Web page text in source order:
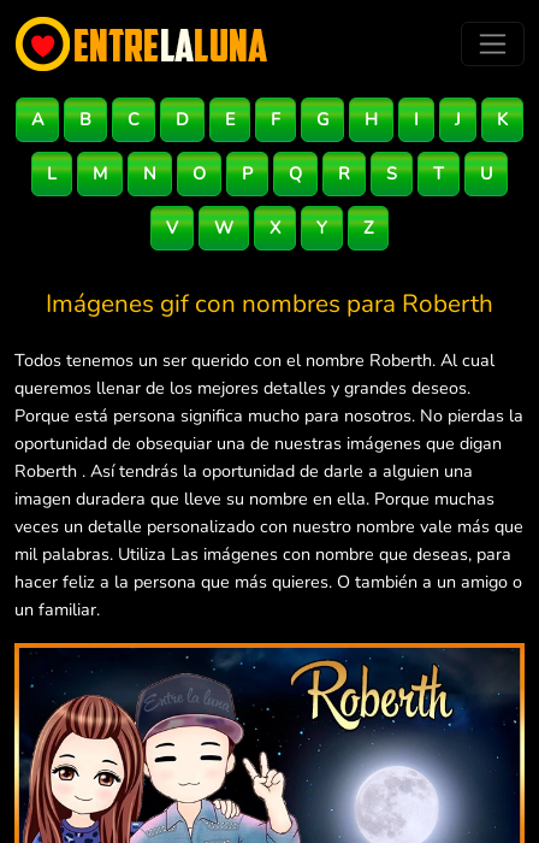
A B C D E F G H I J K
L M N O P Q R S T U
V W X Y Z
Imágenes gif con nombres para Roberth
Todos tenemos un ser querido con el nombre Roberth. Al cual
queremos llenar de los mejores detalles y grandes deseos.
Porque está persona significa mucho para nosotros. No pierdas la
oportunidad de obsequiar una de nuestras imágenes que digan
Roberth . Así tendrás la oportunidad de darle a alguien una
imagen duradera que lleve su nombre en ella. Porque muchas
veces un detalle personalizado con nuestro nombre vale más que
mil palabras. Utiliza Las imágenes con nombre que deseas, para
hacer feliz a la persona que más quieres. O también a un amigo o
un familiar.